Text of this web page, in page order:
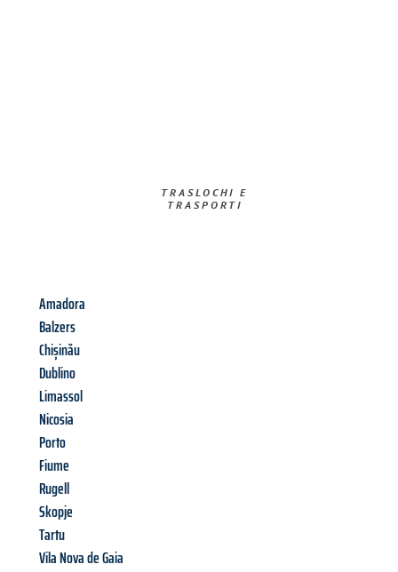
TRASLOCHI E
TRASPORTI​
Amadora
Balzers
Chișinău
Dublino
Limassol
Nicosia
Porto
Fiume
Rugell
Skopje
Tartu
Vila Nova de Gaia